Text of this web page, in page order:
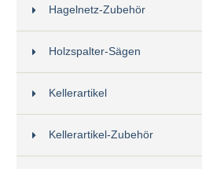
Hagelnetz-Zubehör
Holzspalter-Sägen
Kellerartikel
Kellerartikel-Zubehör